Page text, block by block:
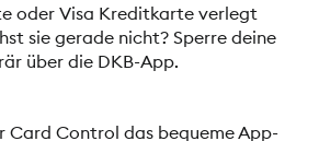
oder Visa Kreditkarte verlegt
sie gerade nicht? Sperre deine
über die DKB-App.
Card Control das bequeme App-